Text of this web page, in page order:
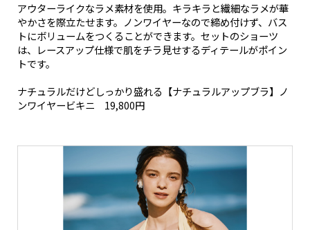
アウターライクなラメ素材を使用。キラキラと繊細なラメが華
やかさを際立たせます。ノンワイヤーなので締め付けず、バス
トにボリュームをつくることができます。セットのショーツ
は、レースアップ仕様で肌をチラ見せするディテールがポイン
トです。
ナチュラルだけどしっかり盛れる【ナチュラルアップブラ】ノ
ンワイヤービキニ 19,800円